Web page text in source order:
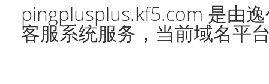
pingplusplus.kf5.com 是由
客服系统服务，当前域名平